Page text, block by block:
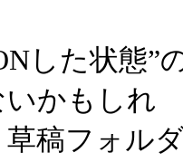
した状態”
かもしれ
草稿フォル